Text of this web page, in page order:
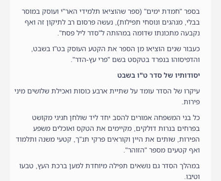
בספר "חמדת ימים" (ספר שהוציאו תלמידי האר"י ועוסק במוסר
בבלי, מנהגים ונוסחי תפילות), נעשה פרסום רב לתיקון זה ואף
נקבעה מתכונתו שדומה במהותה ל"סדר ליל פסח".
כעבור שנים הוציאו מן הספר את הקטע העוסק בט"ו בשבט,
והדפיסוהו בנפרד בטקסט בשם "פרי עץ-הדר".
יסודותיו של סדר ט"ו בשבט
עיקרו של הסדר עומד על שתיית ארבע כוסות ואכילת שלושים מיני
פירות.
כל בני המשפחה אמורים להסב יחד ליד שולחן חגיגי מקושט
בפרחים בנרות דולקים, מקיימים את הטקס ואוכלים משפע
הפירות, שותים את היין וקוראים פרקי תנ"ך, קטעי משנה ותלמוד
ואף קטעים מספר "הזוהר".
במהלך הסדר גם נושאים תפילה מיוחדת למען ברכת העץ, טבעו
וטיבו.